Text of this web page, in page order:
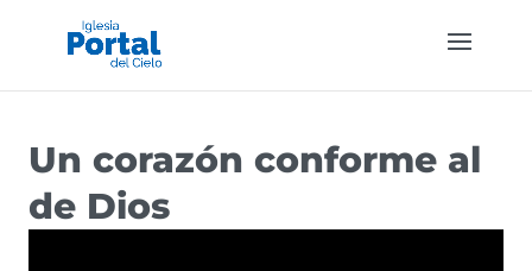
Un corazón conforme al
de Dios